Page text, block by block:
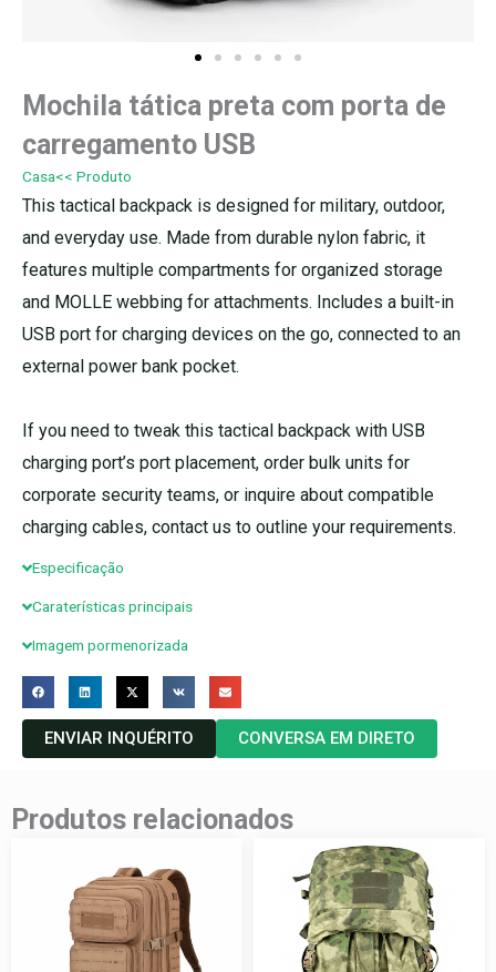
Mochila tática preta com porta de
carregamento USB
Casa<< Produto
This tactical backpack is designed for military, outdoor,
and everyday use. Made from durable nylon fabric, it
features multiple compartments for organized storage
and MOLLE webbing for attachments. Includes a built-in
USB port for charging devices on the go, connected to an
external power bank pocket.
If you need to tweak this tactical backpack with USB
charging port’s port placement, order bulk units for
corporate security teams, or inquire about compatible
charging cables, contact us to outline your requirements.
Especificação
Caraterísticas principais
Imagem pormenorizada
ENVIAR INQUÉRITO CONVERSA EM DIRETO
Produtos relacionados